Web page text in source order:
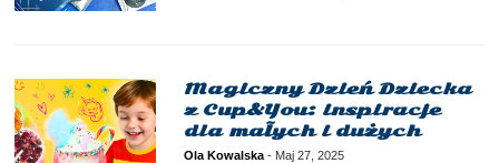
Magiczny Dzień Dziecka
z Cup&You: inspiracje
dla małych i dużych
Ola Kowalska - Maj 27, 2025